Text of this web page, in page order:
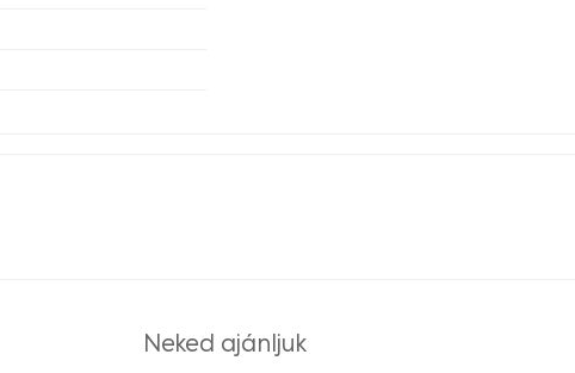
Neked ajánljuk